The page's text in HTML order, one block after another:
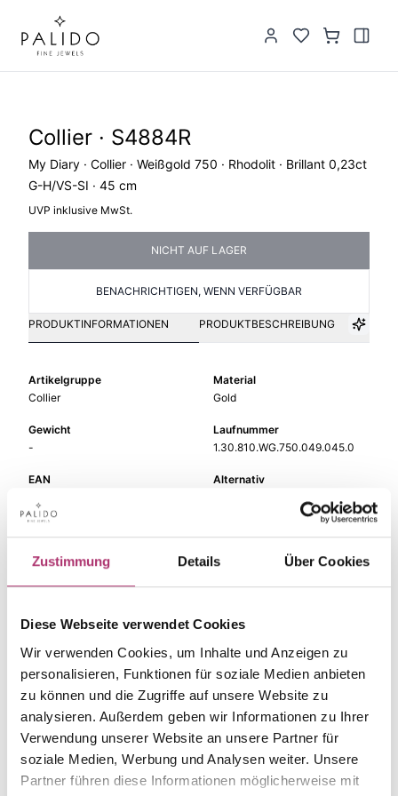
Zustimmung Details Über Cookies
Diese Webseite verwendet Cookies
Wir verwenden Cookies, um Inhalte und Anzeigen zu
personalisieren, Funktionen für soziale Medien anbieten
zu können und die Zugriffe auf unsere Website zu
analysieren. Außerdem geben wir Informationen zu Ihrer
Verwendung unserer Website an unsere Partner für
soziale Medien, Werbung und Analysen weiter. Unsere
Partner führen diese Informationen möglicherweise mit
Collier · S4884R
My Diary · Collier · Weißgold 750 · Rhodolit · Brillant 0,23ct
G-H/VS-SI · 45 cm
UVP inklusive MwSt.
NICHT AUF LAGER
BENACHRICHTIGEN, WENN VERFÜGBAR
PRODUKTINFORMATIONEN PRODUKTBESCHREIBUNG
Artikelgruppe
Collier
Material
Gold
Gewicht
-
Laufnummer
1.30.810.WG.750.049.045.0
EAN
Alternativ
Stein
Rhodolit
Länge
45 cm
Breite
-